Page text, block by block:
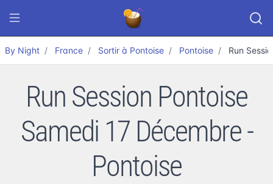
By Night France Sortir à Pontoise Pontoise Run
Run Session Pontoise
Samedi 17 Décembre -
Pontoise